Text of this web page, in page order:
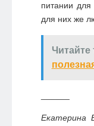
питании
для них же
Читайте
Екатерина